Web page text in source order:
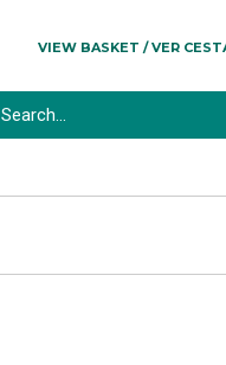
VIEW BASKET / VER